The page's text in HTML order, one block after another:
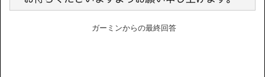
ガーミンからの最終回答